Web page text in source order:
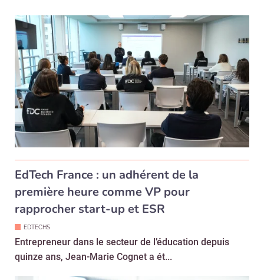
EdTech France : un adhérent de la
première heure comme VP pour
rapprocher start-up et ESR
EDTECHS
Entrepreneur dans le secteur de l’éducation depuis
quinze ans, Jean-Marie Cognet a ét...